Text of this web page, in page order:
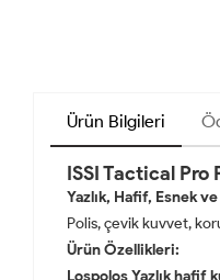
Ürün Bilgileri
ISSI Tactical Pro
Yazlık, Hafif, Esnek
Polis, çevik kuvvet,
Ürün Özellikleri: